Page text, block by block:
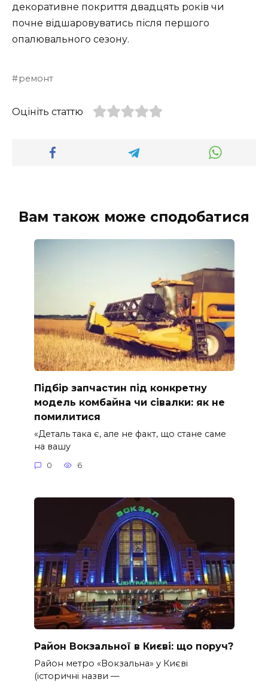
декоративне покриття двадцять років чи
почне відшаровуватись після першого
опалювального сезону.
ремонт
Оцініть статтю
Вам також може сподобатися
Підбір запчастин під конкретну
модель комбайна чи сівалки: як не
помилитися
«Деталь така є, але не факт, що стане саме
на вашу
0 6
Район Вокзальної в Києві: що поруч?
Район метро «Вокзальна» у Києві
(історичні назви —